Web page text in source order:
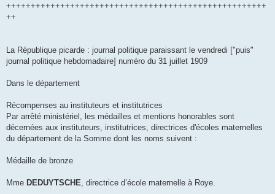
+++++++++++++++++++++++++++++++++++++++++++++++++++++
++
La République picarde : journal politique paraissant le vendredi ["puis"
journal politique hebdomadaire] numéro du 31 juillet 1909
Dans le département
Récompenses au instituteurs et institutrices
Par arrêté ministériel, les médailles et mentions honorables sont
décernées aux instituteurs, institutrices, directrices d'écoles maternelles
du département de la Somme dont les noms suivent :
Médaille de bronze
Mme DEDUYTSCHE , directrice d’école maternelle à Roye.